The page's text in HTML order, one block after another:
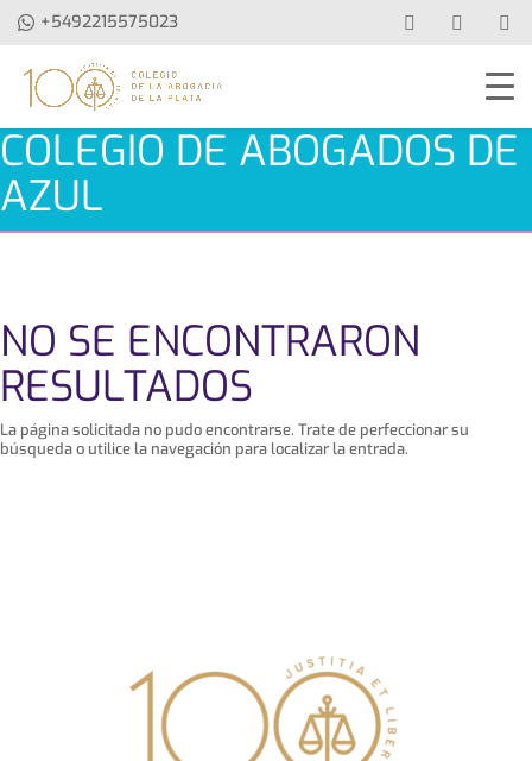
+5492215575023
COLEGIO DE ABOGADOS DE
AZUL
NO SE ENCONTRARON
RESULTADOS
La página solicitada no pudo encontrarse. Trate de perfeccionar su
búsqueda o utilice la navegación para localizar la entrada.